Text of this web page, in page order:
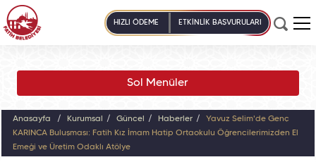
HIZLI ÖDEME ETKİNLİK BAŞVURULARI
Sol Menüler
Anasayfa Kurumsal Güncel Haberler
Yavuz Selim'de Genç
KARINCA Buluşması: Fatih Kız İmam Hatip Ortaokulu Öğrencilerimizden El
Emeği ve Üretim Odaklı Atölye